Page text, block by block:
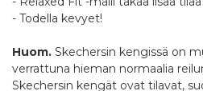
- Todella kevyet!
Huom. Skechersin kengissä on
verrattuna hieman normaalia
Skechersin kengät ovat tilavat,